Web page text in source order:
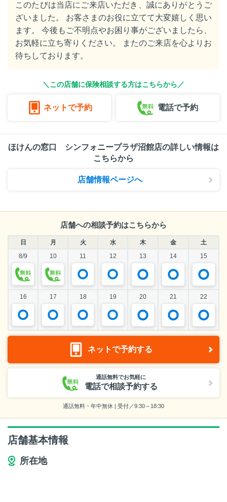
このたびは当店にご来店いただき、誠にありがとうご
ざいました。 お客さまのお役に立てて大変嬉しく思い
ます。 今後もご不明点やお困り事がございましたら、
お気軽に立ち寄りください。 またのご来店を心よりお
待ちしております。
＼この店舗に保険相談する方はこちらから／
ネットで予約 電話で予約
ほけんの窓口 シンフォニープラザ沼館店の詳しい情報は
こちらから
店舗情報ページへ
店舗への相談予約はこちらから
日 月 火 水 木 金
土
8/9
10 11 12 13 14 15
16 17 18 19 20 21 22
ネットで予約する
通話無料でお気軽に
電話で相談予約する
通話無料・年中無休 | 受付／9:30～18:30
店舗基本情報
所在地